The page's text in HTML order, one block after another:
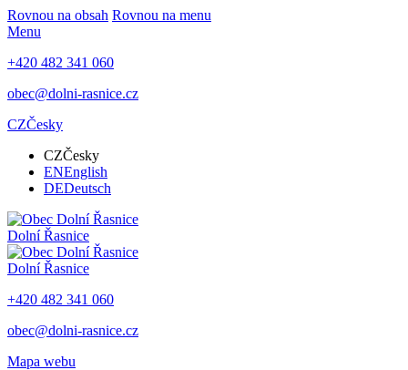
Rovnou na obsah Rovnou na menu
Menu
+420 482 341 060
obec@dolni-rasnice.cz
CZČesky
CZČesky
ENEnglish
DEDeutsch
Dolní Řasnice
Dolní Řasnice
+420 482 341 060
obec@dolni-rasnice.cz
Mapa webu